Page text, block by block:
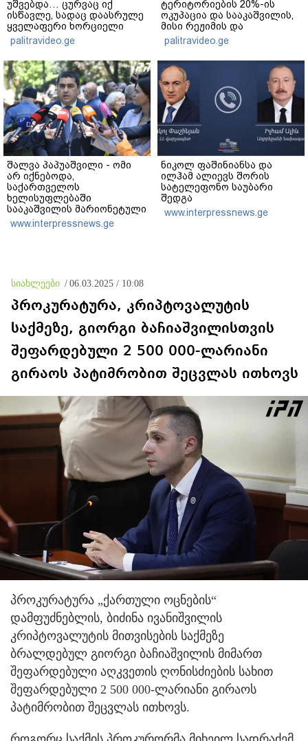
უშვებდა… ცურვაც იქ
ისწავლე, სადაც დაასრულე
ყველაფერი ხორციელი
ცხოვრებიდან" – რას წერს
ხობში დაღუპული დედა-
შვილის ახლობელი?
palitravideo.ge
ტერიტორიების 20%-ის
ოკუპაცია და სააკაშვილის,
მისი რეჟიმის და
"ნაცმოძრაობის" ღალატი
ვერანაირად ვერ
გადაფარავს ამ
დანაშაულს" - ირაკლი
კობახიძე
palitravideo.ge
შალვა პაპუაშვილი - ომი
არ იქნებოდა,
საქართველოს
ხელისუფლებაში
სააკაშვილის მარიონეტული
რეჟიმის ნაცვლად
„ქართული ოცნების“
უკრაინის ომი იქნებოდა
www.interpressnews.ge
ნიკოლ ფაშინიანსა და
ილჰამ ალიევს შორის
სატელეფონო საუბარი
შედგა
www.interpressnews.ge
სიახლეები / 06.03.2025 / 10:08
პროკურატურა, კრიპტოვალუტის
საქმეზე, გიორგი ბაჩიაშვილისთვის
შეფარდებული 2 500 000-ლარიანი
გირაოს პატიმრობით შეცვლას ითხოვს
პროკურატურა „ქართული ოცნების“
დამფუძნებლის, ბიძინა ივანიშვილის
კრიპტოვალუტის მითვისების საქმეზე
ბრალდებულ გიორგი ბაჩიაშვილის მიმართ
შეფარდებული აღკვეთის ღონისძიების სახით
შეფარდებული 2 500 000-ლარიანი გირაოს
პატიმრობით შეცვლას ითხოვს.